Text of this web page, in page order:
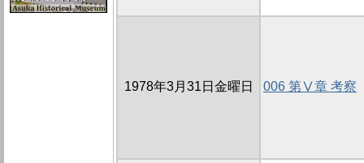
1978年3月31日金曜日 006 第Ⅴ章 考察